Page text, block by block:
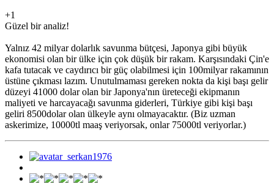
+1
Güzel bir analiz!
Yalnız 42 milyar dolarlık savunma bütçesi, Japonya gibi büyük
ekonomisi olan bir ülke için çok düşük bir rakam. Karşısındaki Çin'e
kafa tutacak ve caydırıcı bir güç olabilmesi için 100milyar rakamının
üstüne çıkması lazım. Unutulmaması gereken nokta da kişi başı gelir
düzeyi 41000 dolar olan bir Japonya'nın üreteceği ekipmanın
maliyeti ve harcayacağı savunma giderleri, Türkiye gibi kişi başı
geliri 8500dolar olan ülkeyle aynı olmayacaktır. (Biz uzman
askerimize, 10000tl maaş veriyorsak, onlar 75000tl veriyorlar.)